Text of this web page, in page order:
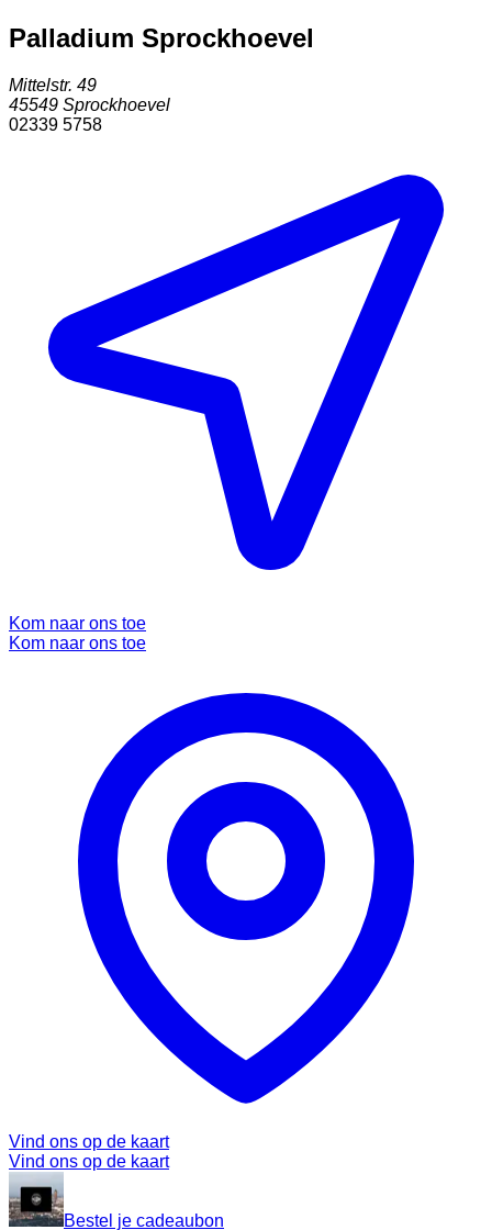
Palladium Sprockhoevel
Mittelstr. 49
45549 Sprockhoevel
02339 5758
Kom naar ons toe
Kom naar ons toe
Vind ons op de kaart
Vind ons op de kaart
Bestel je cadeaubon